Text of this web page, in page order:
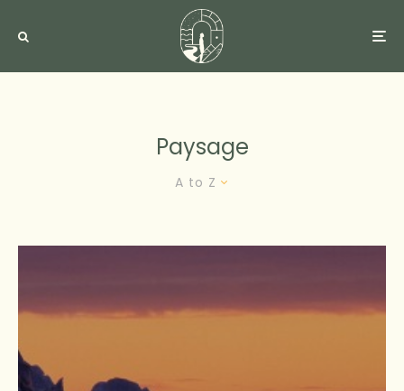
Paysage
A to Z